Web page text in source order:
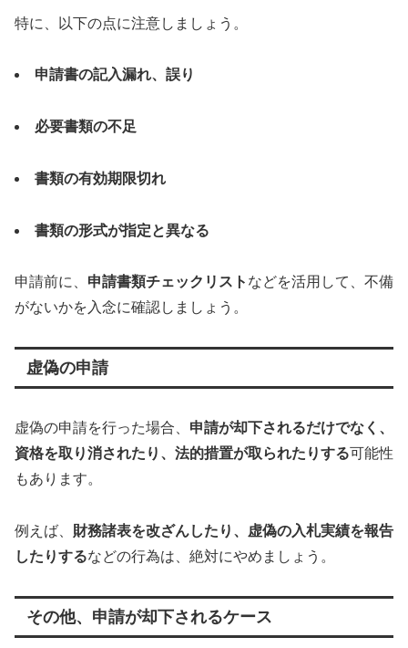
特に、以下の点に注意しましょう。
申請書の記入漏れ、誤り
必要書類の不足
書類の有効期限切れ
書類の形式が指定と異なる
申請前に、 申請書類チェックリスト などを活用して、不備
がないかを入念に確認しましょう。
虚偽の申請
虚偽の申請を行った場合、 申請が却下されるだけでなく、
資格を取り消されたり、法的措置が取られたりする可能性
もあります。
例えば、 財務諸表を改ざんしたり、虚偽の入札実績を報告
したりするなどの行為は、絶対にやめましょう。
その他、申請が却下されるケース